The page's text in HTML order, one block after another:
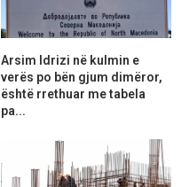
Arsim Idrizi në kulmin e
verës po bën gjum dimëror,
është rrethuar me tabela
pa...